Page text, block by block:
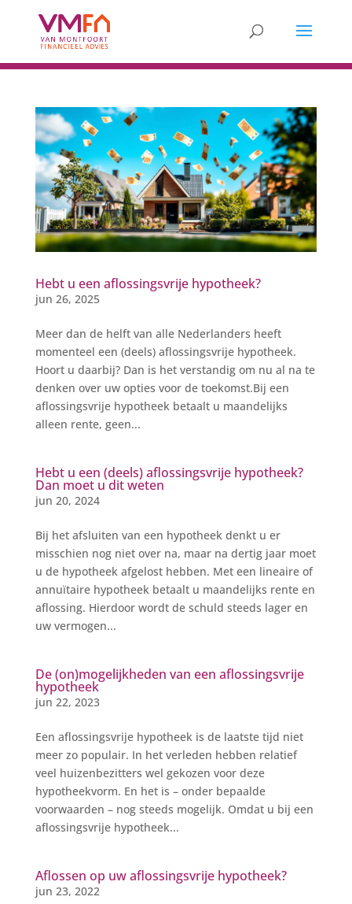
Hebt u een aflossingsvrije hypotheek?
jun 26, 2025
Meer dan de helft van alle Nederlanders heeft
momenteel een (deels) aflossingsvrije hypotheek.
Hoort u daarbij? Dan is het verstandig om nu al na te
denken over uw opties voor de toekomst.Bij een
aflossingsvrije hypotheek betaalt u maandelijks
alleen rente, geen...
Hebt u een (deels) aflossingsvrije hypotheek?
Dan moet u dit weten
jun 20, 2024
Bij het afsluiten van een hypotheek denkt u er
misschien nog niet over na, maar na dertig jaar moet
u de hypotheek afgelost hebben. Met een lineaire of
annuïtaire hypotheek betaalt u maandelijks rente en
aflossing. Hierdoor wordt de schuld steeds lager en
uw vermogen...
De (on)mogelijkheden van een aflossingsvrije
hypotheek
jun 22, 2023
Een aflossingsvrije hypotheek is de laatste tijd niet
meer zo populair. In het verleden hebben relatief
veel huizenbezitters wel gekozen voor deze
hypotheekvorm. En het is – onder bepaalde
voorwaarden – nog steeds mogelijk. Omdat u bij een
aflossingsvrije hypotheek...
Aflossen op uw aflossingsvrije hypotheek?
jun 23, 2022